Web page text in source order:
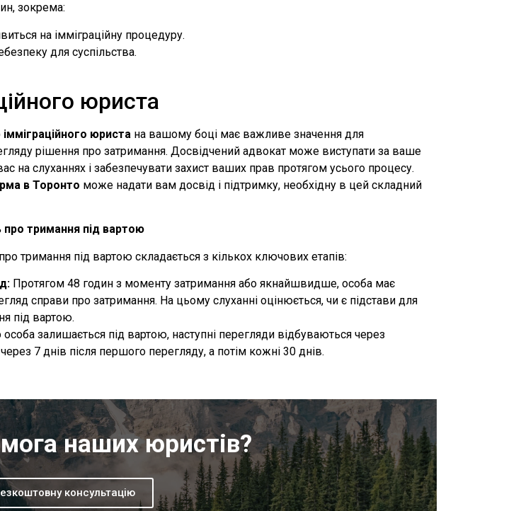
зокрема:
на імміграційну процедуру.
для суспільства.
юриста
імміграційного юриста на вашому боці має важливе значення для
рішення про затримання. Досвідчений адвокат може виступати за ваше
на слуханнях і забезпечувати захист ваших прав протягом усього процесу.
в Торонто може надати вам досвід і підтримку, необхідну в цей складний
тримання під вартою
тримання під вартою складається з кількох ключових етапів:
Протягом 48 годин з моменту затримання або якнайшвидше, особа має
справи про затримання. На цьому слуханні оцінюється, чи є підстави для
під вартою.
залишається під вартою, наступні перегляди відбуваються через
7 днів після першого перегляду, а потім кожні 30 днів.
наших юристів?
консультацію